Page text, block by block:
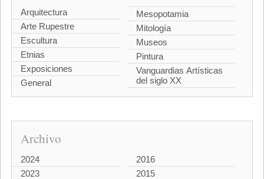
Arquitectura
Arte Rupestre
Escultura
Etnias
Exposiciones
General
Mesopotamia
Mitología
Museos
Pintura
Vanguardias Artísticas
del siglo XX
Archivo
2024
2023
2016
2015